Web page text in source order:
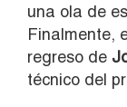
una ola de
Finalmente,
regreso de
técnico del